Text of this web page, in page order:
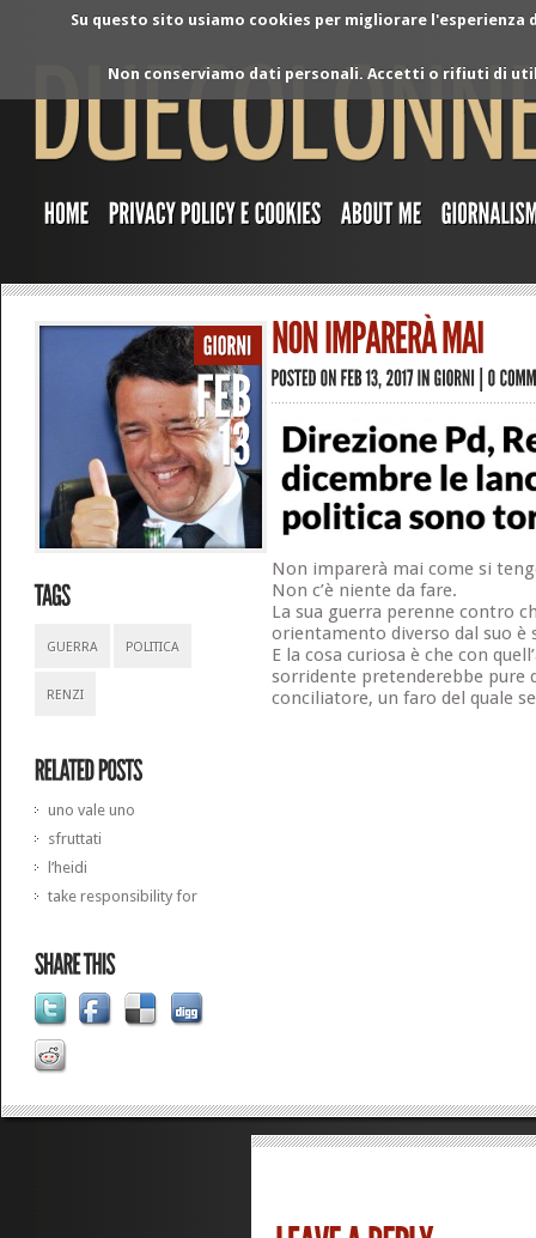
Su questo sito usiamo cookies per migliorare
Non conserviamo dati personali. Accetti o rifiuti di
GUERRA POLITICA
RENZI
uno vale uno
sfruttati
l’heidi
take responsibility for
Non imparerà mai come si
Non c’è niente da fare.
La sua guerra perenne contro
orientamento diverso dal suo è
E la cosa curiosa è che con
sorridente pretenderebbe pure
conciliatore, un faro del quale